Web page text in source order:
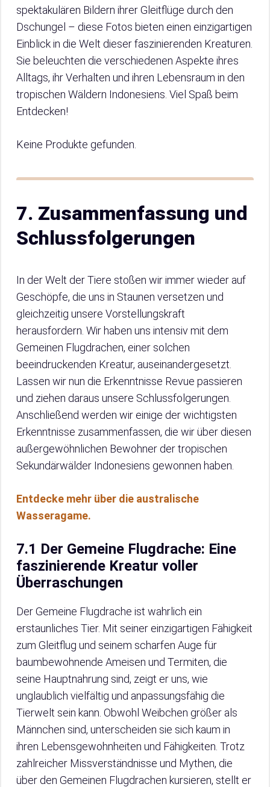
spektakulären Bildern ihrer Gleitflüge durch den
Dschungel – diese Fotos bieten einen einzigartigen
Einblick in die Welt dieser faszinierenden Kreaturen.
Sie beleuchten die verschiedenen Aspekte ihres
Alltags, ihr Verhalten und ihren Lebensraum in den
tropischen Wäldern Indonesiens. Viel Spaß beim
Entdecken!
Keine Produkte gefunden.
7. Zusammenfassung und
Schlussfolgerungen
In der Welt der Tiere stoßen wir immer wieder auf
Geschöpfe, die uns in Staunen versetzen und
gleichzeitig unsere Vorstellungskraft
herausfordern. Wir haben uns intensiv mit dem
Gemeinen Flugdrachen, einer solchen
beeindruckenden Kreatur, auseinandergesetzt.
Lassen wir nun die Erkenntnisse Revue passieren
und ziehen daraus unsere Schlussfolgerungen.
Anschließend werden wir einige der wichtigsten
Erkenntnisse zusammenfassen, die wir über diesen
außergewöhnlichen Bewohner der tropischen
Sekundärwälder Indonesiens gewonnen haben.
Entdecke mehr über die australische
Wasseragame.
7.1 Der Gemeine Flugdrache: Eine
faszinierende Kreatur voller
Überraschungen
Der Gemeine Flugdrache ist wahrlich ein
erstaunliches Tier. Mit seiner einzigartigen Fähigkeit
zum Gleitflug und seinem scharfen Auge für
baumbewohnende Ameisen und Termiten, die
seine Hauptnahrung sind, zeigt er uns, wie
unglaublich vielfältig und anpassungsfähig die
Tierwelt sein kann. Obwohl Weibchen größer als
Männchen sind, unterscheiden sie sich kaum in
ihren Lebensgewohnheiten und Fähigkeiten. Trotz
zahlreicher Missverständnisse und Mythen, die
über den Gemeinen Flugdrachen kursieren, stellt er